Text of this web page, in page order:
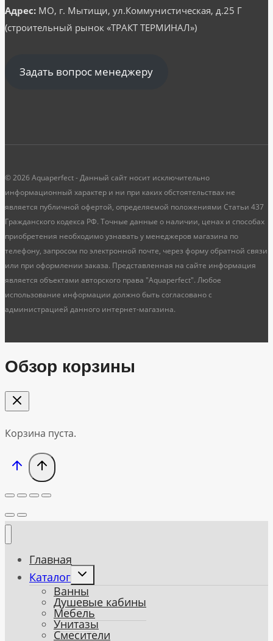
Адрес: МО, г. Мытищи, ул.Коммунистическая, д.25 Г
(строительный рынок «ТРАКТ ТЕРМИНАЛ»)
Задать вопрос менеджеру
© 2026 Aquaperfect - Данный сайт носит исключительно
информационный характер и ни при каких обстоятельствах не
является публичной офертой, определяемой положениями Статьи 437
Гражданского кодекса РФ. Точные данные о наличии, ценах и способах
приобретения необходимо узнавать у менеджеров магазина по
телефону, запросом по электронной почте, через форму обратной связи
или при оформлении заказа. Представленная на сайте информация
является объектами авторского права "Aquaperfect". Любое
использование информации должно быть согласовано с
администрацией данного интернет-магазина.
Обзор корзины
Корзина пуста.
Главная
Каталог
Toggle
menu
Ванны
Душевые кабины
Мебель
Унитазы
Смесители